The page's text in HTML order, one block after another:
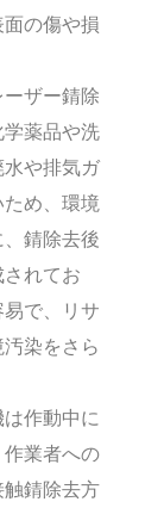
の傷や損
ザー錆除
薬品や洗
や排気ガ
め、環境
錆除去後
れてお
で、リサ
染をさら
作動中に
業者への
錆除去方